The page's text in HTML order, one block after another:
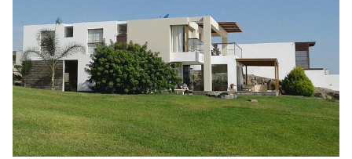
House como en la playa (los fines de semana); Bodega;
Restaurante; Piscina y Malecón.
*1er. Piso: sala comedor, terraza, área de piscina, dormitorio
principal con baño completo; 1/2 baño de visita; 1 cocina a gas, 1
horno eléctrico grande eléctrico (y otro pequeño), 1 horno
microondas, 3 lavaderos, 1 refrigeradora; servicio completo para
24 personas; parrilla; wi-fi; horno de barro; ambiente multiuso.
*2do. Piso: 5 dormitorios: Dormitorio "1": dos camas camarotes de
1plz. cada uno (4 personas); Dormitorio "2": 1 cama Queen y 2